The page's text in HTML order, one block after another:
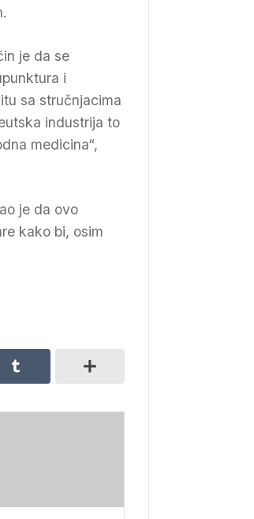
je da se
i
sa stručnjacima
industrija to
medicina“,
je da ovo
kako bi, osim